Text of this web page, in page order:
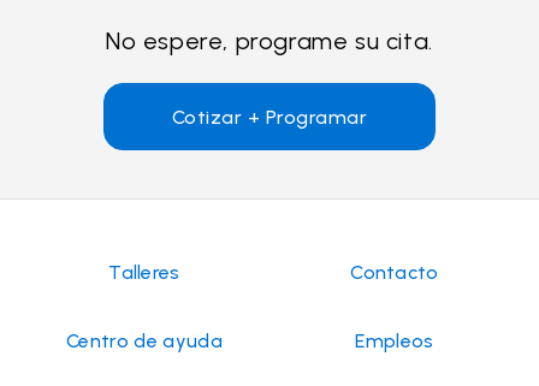
No espere, programe su cita.
Cotizar + Programar
Talleres Contacto
Centro de ayuda Empleos